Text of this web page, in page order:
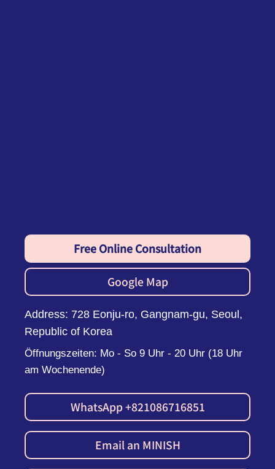
Free Online Consultation
Google Map
Address: 728 Eonju-ro, Gangnam-gu, Seoul,
Republic of Korea
Öffnungszeiten: Mo - So 9 Uhr - 20 Uhr (18 Uhr
am Wochenende)
WhatsApp +821086716851
Email an MINISH